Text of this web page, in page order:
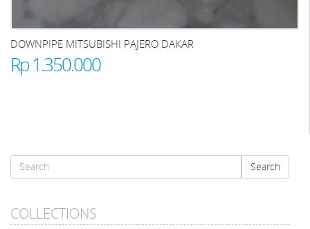
DOWNPIPE MITSUBISHI PAJERO DAKAR
Rp 1.350.000
Search
Search
COLLECTIONS